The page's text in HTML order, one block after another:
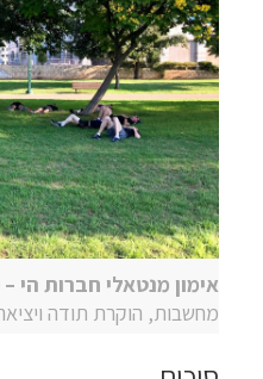
אימון מנטאלי חברות הי
מחשבות, הוקרת תודה